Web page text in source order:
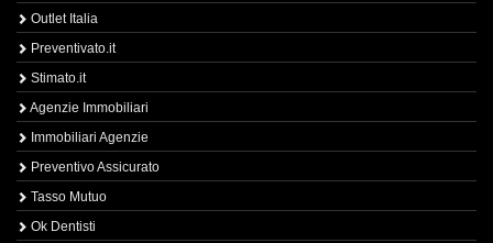
Outlet Italia
Preventivato.it
Stimato.it
Agenzie Immobiliari
Immobiliari Agenzie
Preventivo Assicurato
Tasso Mutuo
Ok Dentisti